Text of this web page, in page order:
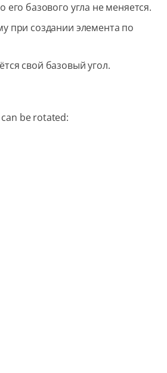
базового угла не меняется.
при создании элемента по
свой базовый угол.
be rotated: